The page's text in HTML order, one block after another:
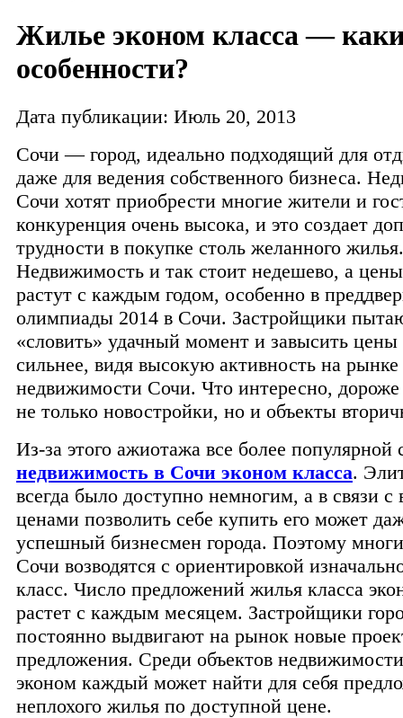
Жилье эконом класса —
особенности?
Дата публикации: Июль 20, 2013
Сочи — город, идеально подходящий для
даже для ведения собственного бизнеса.
Сочи хотят приобрести многие жители и
конкуренция очень высока, и это создает
трудности в покупке столь желанного жилья.
Недвижимость и так стоит недешево, а
растут с каждым годом, особенно в
олимпиады 2014 в Сочи. Застройщики
«словить» удачный момент и завысить
сильнее, видя высокую активность на рынке
недвижимости Сочи. Что интересно, дороже
не только новостройки, но и объекты
Из-за этого ажиотажа все более популярной
недвижимость в Сочи эконом класса.
всегда было доступно немногим, а в связи
ценами позволить себе купить его может
успешный бизнесмен города. Поэтому
Сочи возводятся с ориентировкой
класс. Число предложений жилья класса
растет с каждым месяцем. Застройщики
постоянно выдвигают на рынок новые
предложения. Среди объектов
эконом каждый может найти для себя
неплохого жилья по доступной цене.